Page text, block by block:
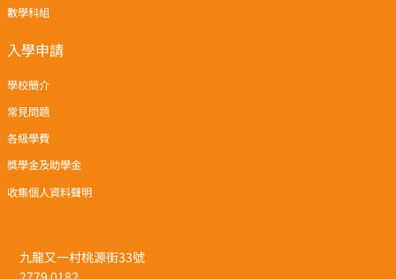
九龍又一村桃源街33號
數學科組
入學申請
學校簡介
常見問題
各級學費
獎學金及助學金
收集個人資料聲明